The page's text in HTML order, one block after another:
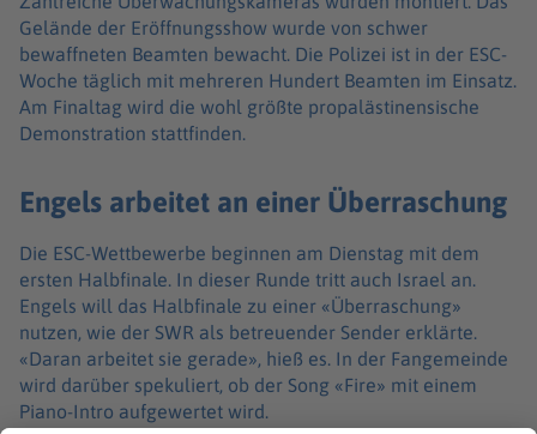
Gelände der Eröffnungsshow wurde von schwer
bewaffneten Beamten bewacht. Die Polizei ist in der ESC-
Woche täglich mit mehreren Hundert Beamten im Einsatz.
Am Finaltag wird die wohl größte propalästinensische
Demonstration stattfinden.
Engels arbeitet an einer Überraschung
Die ESC-Wettbewerbe beginnen am Dienstag mit dem
ersten Halbfinale. In dieser Runde tritt auch Israel an.
Engels will das Halbfinale zu einer «Überraschung»
nutzen, wie der SWR als betreuender Sender erklärte.
«Daran arbeitet sie gerade», hieß es. In der Fangemeinde
wird darüber spekuliert, ob der Song «Fire» mit einem
Piano-Intro aufgewertet wird.